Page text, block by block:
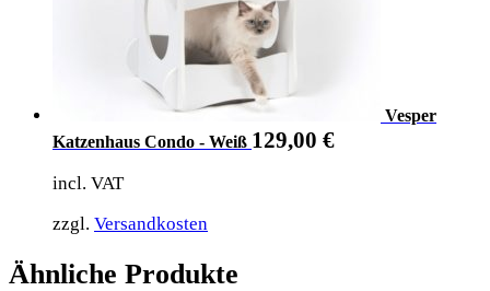
Vesper
Katzenhaus Condo - Weiß 129,00 €
incl. VAT
zzgl. Versandkosten
Ähnliche Produkte